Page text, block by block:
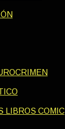
LIBROS COMIC